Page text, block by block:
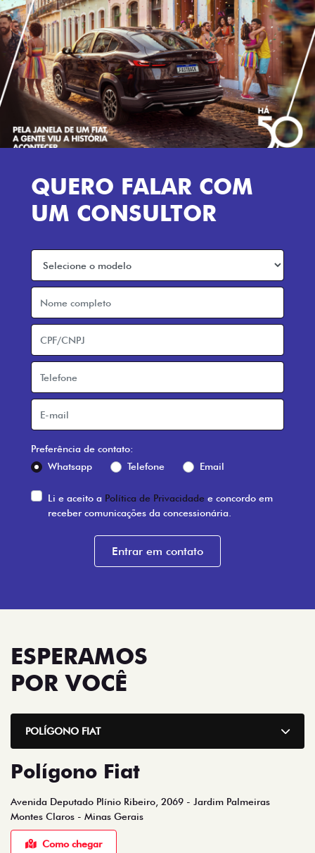
UM CONSULTOR
Preferência de contato:
Whatsapp
POR VOCÊ
Polígono Fiat
Avenida Deputado Plínio Ribeiro, 2069 - Jardim Palmeiras
Montes Claros - Minas Gerais
Como chegar